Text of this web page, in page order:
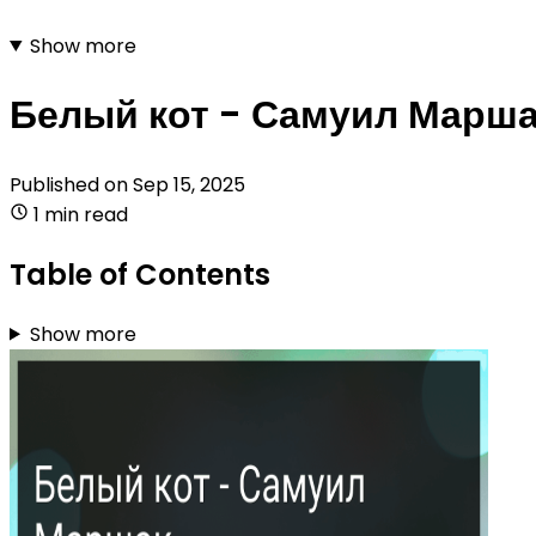
Show more
Белый кот - Самуил
Published onSep 15, 2025
1 min read
Table of Contents
Show more